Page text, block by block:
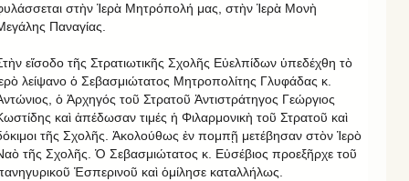
στὴν Ἱερὰ Μητρόπολή μας, στὴν Ἱερὰ Μονὴ
Παναγίας.
εἴσοδο τῆς Στρατιωτικῆς Σχολῆς Εὐελπίδων ὑπεδέχθη τὸ
λείψανο ὁ Σεβασμιώτατος Μητροπολίτης Γλυφάδας κ.
ὁ Ἀρχηγός τοῦ Στρατοῦ Ἀντιστράτηγος Γεώργιος
καὶ ἀπέδωσαν τιμές ἡ Φιλαρμονικὴ τοῦ Στρατοῦ καὶ
τῆς Σχολῆς. Ἀκολούθως ἐν πομπῇ μετέβησαν στὸν Ἱερὸ
τῆς Σχολῆς. Ὁ Σεβασμιώτατος κ. Εὐσέβιος προεξῆρχε τοῦ
Ἑσπερινοῦ καὶ ὁμίλησε καταλλήλως.